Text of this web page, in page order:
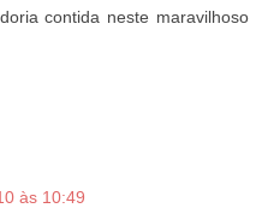
contida neste maravilhoso
às 10:49